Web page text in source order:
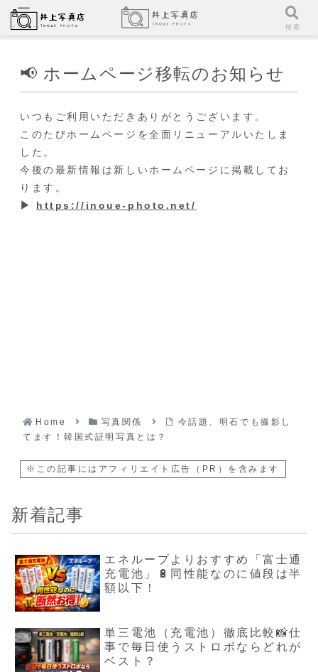
📢 ホームページ移転のお知らせ
いつもご利用いただきありがとうございます。
このたびホームページを全面リニューアルいたしま
した。
今後の最新情報は新しいホームページに掲載してお
ります。
▶ https://inoue-photo.net/
Home 写真関係
今話題、明石でも撮影し
てます！韓国式証明写真とは？
※この記事にはアフィリエイト広告（PR）を含みます
新着記事
エネループよりおすすめ「富士通
充電池」🔋同性能なのに値段は半
額以下！
単三電池（充電池）徹底比較📸仕
事で毎日使うストロボならどれが
ベスト？
メニュー 検索